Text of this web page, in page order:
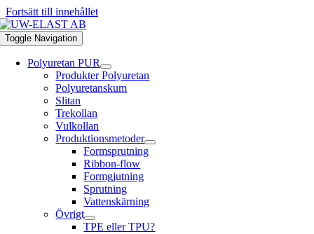
Fortsätt till innehållet
Toggle Navigation
Polyuretan PUR
Produkter Polyuretan
Polyuretanskum
Slitan
Trekollan
Vulkollan
Produktionsmetoder
Formsprutning
Ribbon-flow
Formgjutning
Sprutning
Vattenskärning
Övrigt
TPE eller TPU?